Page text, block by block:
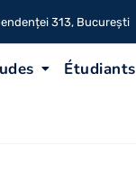
313, București
Étudiants